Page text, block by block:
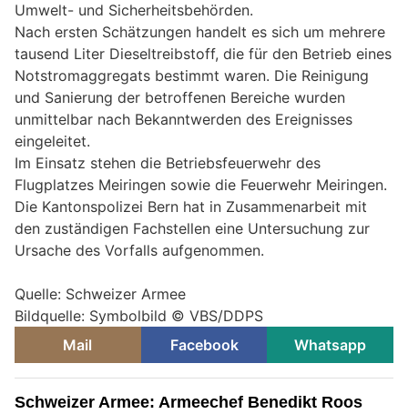
Umwelt- und Sicherheitsbehörden.
Nach ersten Schätzungen handelt es sich um mehrere
tausend Liter Dieseltreibstoff, die für den Betrieb eines
Notstromaggregats bestimmt waren. Die Reinigung
und Sanierung der betroffenen Bereiche wurden
unmittelbar nach Bekanntwerden des Ereignisses
eingeleitet.
Im Einsatz stehen die Betriebsfeuerwehr des
Flugplatzes Meiringen sowie die Feuerwehr Meiringen.
Die Kantonspolizei Bern hat in Zusammenarbeit mit
den zuständigen Fachstellen eine Untersuchung zur
Ursache des Vorfalls aufgenommen.
Quelle: Schweizer Armee
Bildquelle: Symbolbild © VBS/DDPS
Mail
Facebook Whatsapp
Schweizer Armee: Armeechef Benedikt Roos